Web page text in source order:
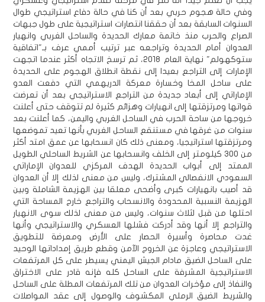
وفي حالة هجوم حربي بعد أن كنا في حالة دفاع استراتيجي طوال
السنوات السابقة بعد أن حققنا انتصارات استراتيجية على طول جبهات
الصراع والحرب منذ خاتمة معارك الحديدة والساحل الغربي وانهيار
العدوان أمام الحديدة وتراجعه عبر ترتيب أممي عرف بـ"اتفاقية
ستوكهولم" نهاية العام 2018، ثم ترسخ الاتجاه أكثر عندما اتجهت
الإمارات إلى التراجع بعيدا إلى نقطة انطلاق الهجوم على الحديدة
على ساحل المخا وخسارة معركة الدريهمي التي دفعت العدو
الإماراتي إلى أبعاد جديدة من التراجع الاستراتيجي بعد أن تعرضت
قواتها ومرتزقتها إلى انهيارات وهزائم كثيرة لم تتوقف حتى أعلنت
خروجها من ساحة الحرب في الساحل الغربي واليمن، كما أعلنت بعد
سنوات من غرقها في مستنقع الساحل الغربي بأنها تعيد تموضعها
ومرتزقتها استراتيجيا، ومعنى ذلك كان انسحابها عن عمق امتد أكثر
من 300 كيلومتر إلى الخلف وانسحابها عن الشريط الساحلي الطويل
الممتد إلى أبواب الحديدة الهدف المركزي للعدوان الإماراتي
السعودي الانفصالي المشترك، وليس من معنى لذلك إلا أن العدوان
قد أصيب بانهيارات كبرى وأضحى معلقا بين الهزيمة الشاملة وبين
الهزيمة النسبية المحدودة والانسحاب والتراجع خارج المساحة التي
احتلها من قبل لثلاث سنوات، وليس من معنى لذلك سوى الانهيار
والتراجع إلا أنها وقد أدركت فشلها العسكري والاستراتيجي وأنها
غدت محاصرة وأسيرة الحصار على الأرض ومعرضة للتطويق
الاستراتيجي وعاجزة عن الخروج الآمن وقطع طريق إمداداتها الوحيد
على الساحل الضيق مادام الجيش اليمني يسيطر على كل المرتفعات
الاستراتيجية المشرفة على الساحل كله فإنه قادر على الاختراق
والنفاذ إلى مؤخرات العدوان من تلك المرتفعات المطلة على الساحل
والشريط الضيق الرملي المكشوف والوصول إلى عقد المواصلات